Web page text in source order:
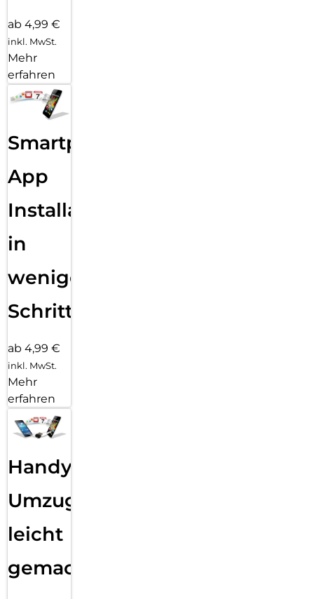
ab 4,99 €
inkl. MwSt.
Mehr
erfahren
Smartphone
App
Installation
in
wenigen
Schritten
ab 4,99 €
inkl. MwSt.
Mehr
erfahren
Handy
Umzug
leicht
gemacht!